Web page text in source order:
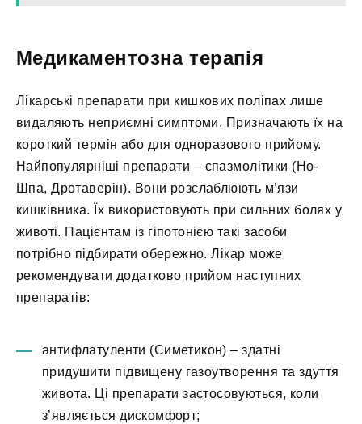
Медикаментозна терапія
Лікарські препарати при кишкових поліпах лише
видаляють неприємні симптоми. Призначають їх на
короткий термін або для одноразового прийому.
Найпопулярніші препарати – спазмолітики (Но-
Шпа, Дротаверін). Вони розслаблюють м’язи
кишківника. Їх використовують при сильних болях у
животі. Пацієнтам із гіпотонією такі засоби
потрібно підбирати обережно. Лікар може
рекомендувати додатково прийом наступних
препаратів:
антифлатуленти (Симетикон) – здатні
придушити підвищену газоутворення та здуття
живота. Ці препарати застосовуються, коли
з’являється дискомфорт;